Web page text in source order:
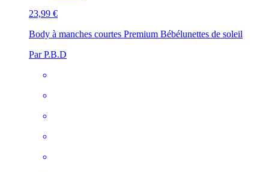
23,99 €
Body à manches courtes Premium Bébélunettes de soleil
Par P.B.D